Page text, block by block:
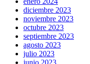
diciembre 2023
noviembre 2023
octubre 2023
septiembre 2023
agosto 2023
julio 2023
junio 2023